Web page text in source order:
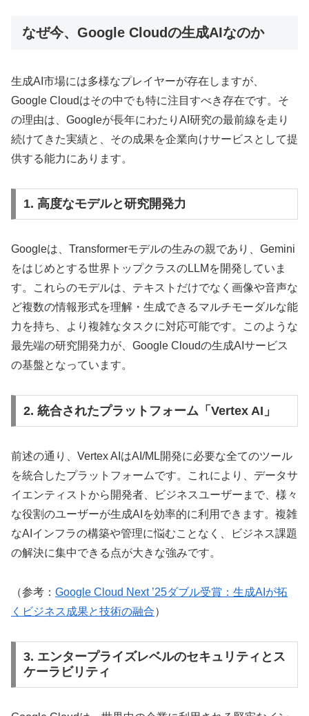
なぜ今、Google Cloudの生成AIなのか
生成AI市場には多様なプレイヤーが存在しますが、
Google Cloudはその中でも特に注目すべき存在です。そ
の理由は、Googleが長年にわたりAI研究の最前線を走り
続けてきた実績と、その成果を企業向けサービスとして提
供する能力にあります。
1. 高度なモデルと研究開発力
Googleは、Transformerモデルの生みの親であり、Gemini
をはじめとする世界トップクラスのLLMを開発していま
す。これらのモデルは、テキストだけでなく画像や音声な
ど複数の情報形式を理解・生成できるマルチモーダルな能
力を持ち、より複雑なタスクに対応可能です。このような
最先端の研究開発力が、Google Cloudの生成AIサービス
の基盤となっています。
2. 統合されたプラットフォーム「Vertex AI」
前述の通り、Vertex AIはAI/ML開発に必要な全てのツール
を統合したプラットフォームです。これにより、データサ
イエンティストから開発者、ビジネスユーザーまで、様々
な役割のユーザーが生成AIを効率的に利用できます。複雑
なAIインフラの構築や管理に悩むことなく、ビジネス課題
の解決に集中できる点が大きな強みです。
（参考： Google Cloud Next ’25ダブル受賞：生成AIが拓
くビジネス成果と技術の融合）
3. エンタープライズレベルのセキュリティとス
ケーラビリティ